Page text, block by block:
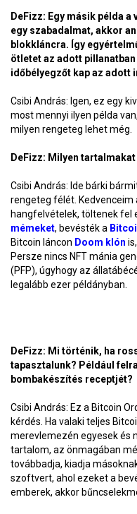
DeFizz: Egy másik példa
egy szabadalmat, akkor
blokkláncra. Így
ötletet az adott
időbélyegzőt kap az adott
Csibi András: Igen, ez egy
most mennyi ilyen példa
milyen rengeteg lehet még.
DeFizz: Milyen
Csibi András: Ide bárki
rengeteg félét. Kedvenceim
hangfelvételek, töltenek fel
mémeket, bevésték a
Bitcoin láncon Doom klón
Persze nincs NFT mánia
(PFP), úgyhogy az
legalább ezer példányban.
DeFizz: Mi történik, ha
tapasztalunk? Például
bombakészítés receptjét?
Csibi András: Ez a Bitcoin
kérdés. Ha valaki teljes
merevlemezén egyesek és
tartalom, az önmagában
továbbadja, kiadja
szoftvert, ahol ezeket a
emberek, akkor